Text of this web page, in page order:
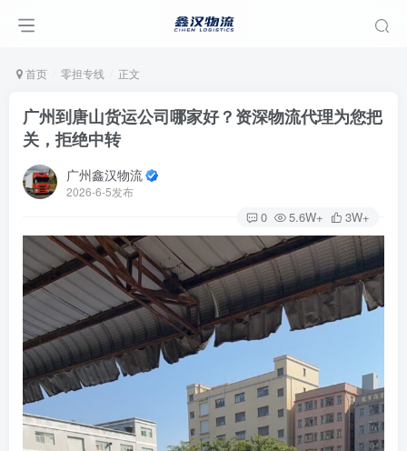
首页 零担专线 正文
广州到唐山货运公司哪家好？资深物流代理为您把
关，拒绝中转
广州鑫汉物流
2026-6-5发布
0 5.6W+ 3W+